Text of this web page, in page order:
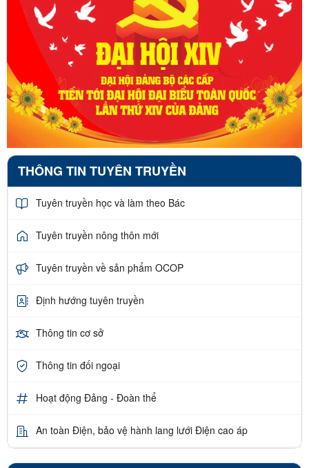
THÔNG TIN TUYÊN TRUYỀN
Tuyên truyền học và làm theo Bác
Tuyên truyền nông thôn mới
Tuyên truyền về sản phẩm OCOP
Định hướng tuyên truyền
Thông tin cơ sở
Thông tin đối ngoại
Hoạt động Đảng - Đoàn thể
An toàn Điện, bảo vệ hành lang lưới Điện cao áp